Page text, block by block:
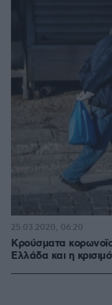
Κρούσματα
Ελλάδα και η
25.03.2020, 06:20